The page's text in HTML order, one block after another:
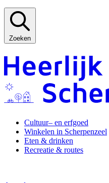
Zoeken
Cultuur– en erfgoed
Winkelen in Scherpenzeel
Eten & drinken
Recreatie & routes